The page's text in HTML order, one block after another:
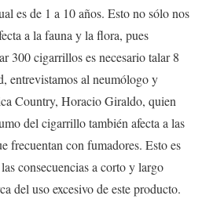
es de 1 a 10 años. Esto no sólo nos
a la fauna y la flora, pues
300 cigarrillos es necesario talar 8
entrevistamos al neumólogo y
Country, Horacio Giraldo, quien
del cigarrillo también afecta a las
frecuentan con fumadores. Esto es
consecuencias a corto y largo
del uso excesivo de este producto.